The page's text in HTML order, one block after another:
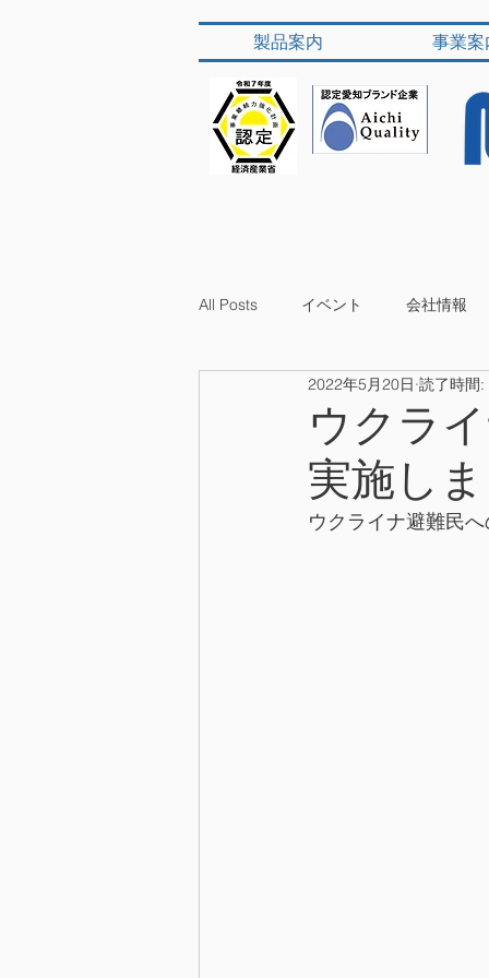
製品案内 事業案
All Posts イベント 会社情報
ウクラ
実施し
2022年5月20日 読了時間:
ウクライナ避難民